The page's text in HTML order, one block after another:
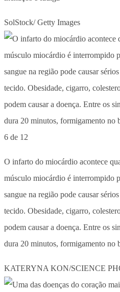
SolStock/ Getty Images
6 de 12
O infarto do miocárdio acontece
músculo miocárdio é interrompido
sangue na região pode causar
tecido. Obesidade, cigarro,
podem causar a doença. Entre os
dura 20 minutos, formigamento no
KATERYNA KON/SCIENCE